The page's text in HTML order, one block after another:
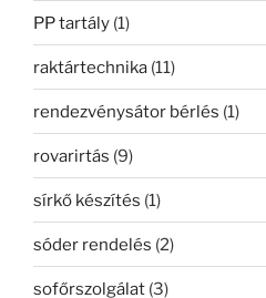
PP tartály (1)
raktártechnika (11)
rendezvénysátor bérlés (1)
rovarirtás (9)
sírkő készítés (1)
sóder rendelés (2)
sofőrszolgálat (3)